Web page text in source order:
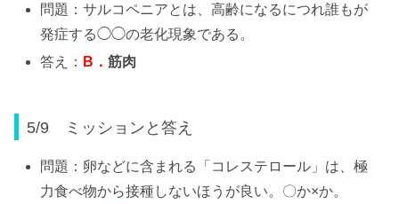
問題：サルコペニアとは、高齢になるにつれ誰もが
発症する◯◯の老化現象である。
答え： B ．筋肉
5/9 ミッションと答え
問題：卵などに含まれる「コレステロール」は、極
力食べ物から接種しないほうが良い。〇か×か。